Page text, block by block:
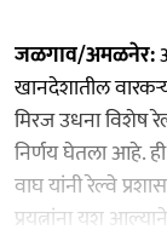
जळगाव/अमळनेर:
खानदेशातील
मिरज उधना विशेष
निर्णय घेतला आहे.
वाघ यांनी रेल्वे
प्रयत्नांना यश